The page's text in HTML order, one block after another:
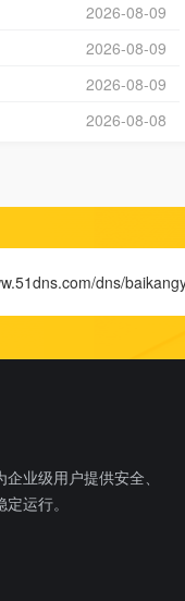
2026-08-09
2026-08-09
2026-08-09
2026-08-08
dns/
业级用户提供安全、
运行。